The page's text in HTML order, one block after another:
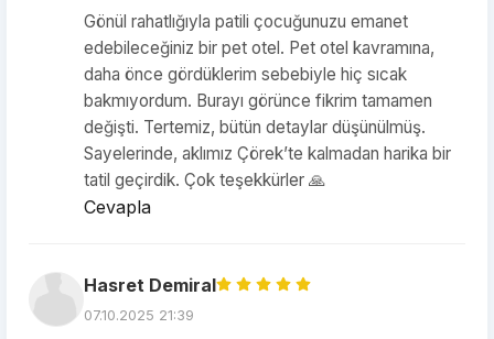
Gönül rahatlığıyla patili çocuğunuzu emanet
edebileceğiniz bir pet otel. Pet otel kavramına,
daha önce gördüklerim sebebiyle hiç sıcak
bakmıyordum. Burayı görünce fikrim tamamen
değişti. Tertemiz, bütün detaylar düşünülmüş.
Sayelerinde, aklımız Çörek’te kalmadan harika bir
tatil geçirdik. Çok teşekkürler 🙏
Cevapla
Hasret Demiral
07.10.2025 21:39